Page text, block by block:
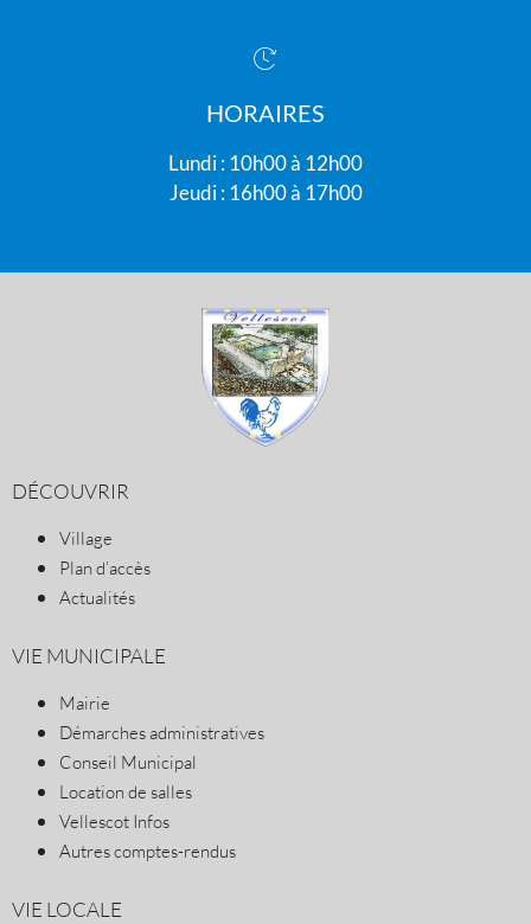
HORAIRES
Lundi : 10h00 à 12h00
Jeudi : 16h00 à 17h00
DÉCOUVRIR
Village
Plan d’accès
Actualités
VIE MUNICIPALE
Mairie
Démarches administratives
Conseil Municipal
Location de salles
Vellescot Infos
Autres comptes-rendus
VIE LOCALE